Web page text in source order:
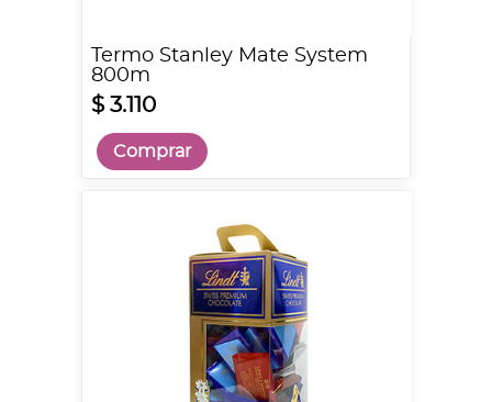
Termo Stanley Mate System
800m
$ 3.110
Comprar